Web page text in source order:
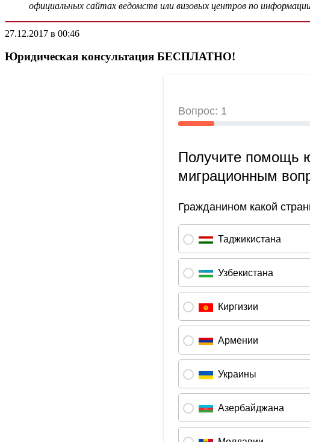
официальных сайтах ведомств или визовых центров по
27.12.2017 в 00:46
Юридическая консультация БЕСПЛАТНО!